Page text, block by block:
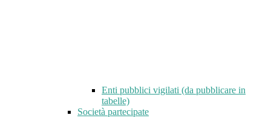
Enti pubblici vigilati (da pubblicare in
tabelle)
Società partecipate